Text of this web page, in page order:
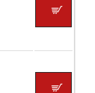
БЕЗПЛАТНО